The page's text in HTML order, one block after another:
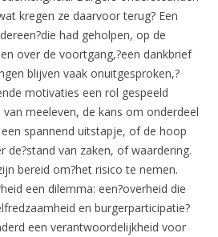
kregen ze daarvoor terug? Een
had geholpen, op de
over de voortgang,?een dankbrief
blijven vaak onuitgesproken,?
motivaties een rol gespeeld
meeleven, de kans om onderdeel
spannend uitstapje, of de hoop
van zaken, of waardering.
bereid om?het risico te nemen.
een dilemma: een?overheid die
en burgerparticipatie?
een verantwoordelijkheid voor